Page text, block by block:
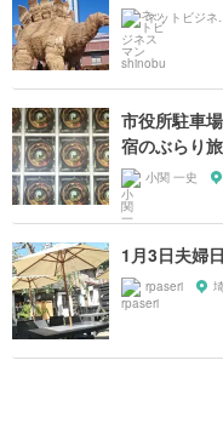
ネット
市役所駐車
宿のぶらり
小関 一史
1月3日夫婦
rpaseri